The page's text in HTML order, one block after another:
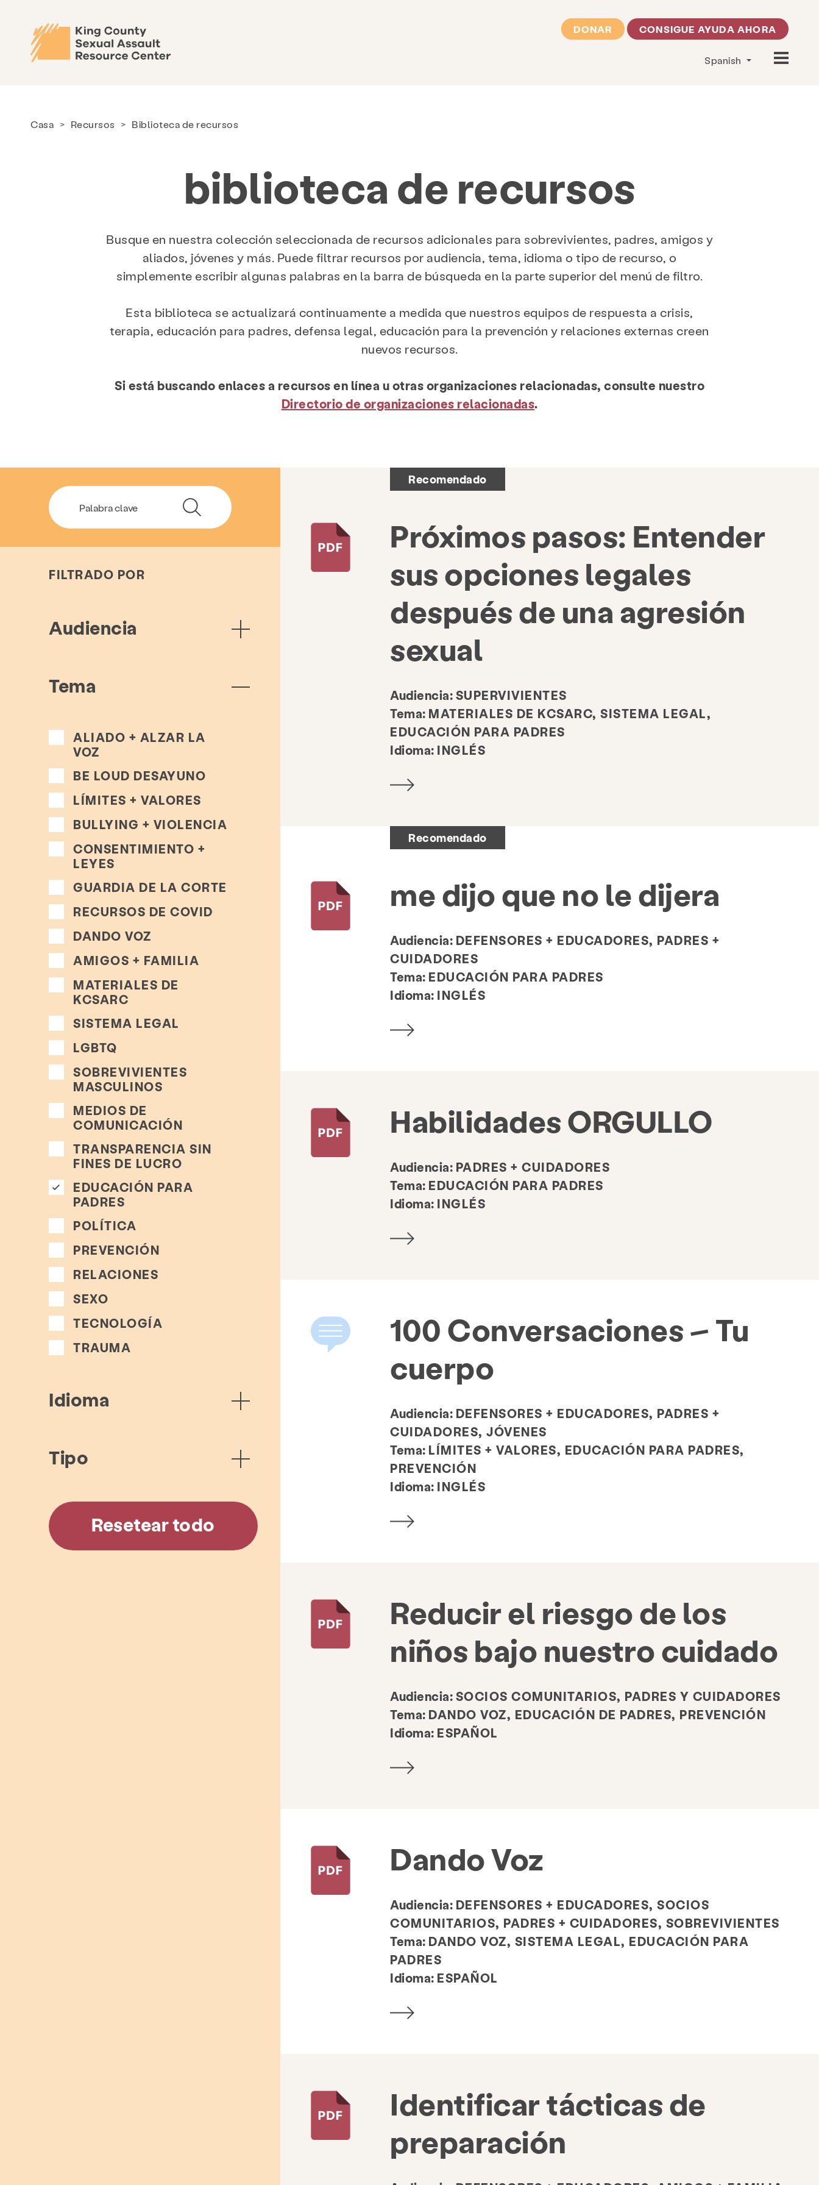
DONAR CONSIGUE AYUDA AHORA
Spanish
Biblioteca de recursos Directorio de organizaciones relacionadas
Noticias y blog
Buscar KCSARC
Casa > Recursos > Biblioteca de recursos
biblioteca de recursos
Busque en nuestra colección seleccionada de recursos adicionales para sobrevivientes, padres, amigos y
aliados, jóvenes y más. Puede filtrar recursos por audiencia, tema, idioma o tipo de recurso, o
simplemente escribir algunas palabras en la barra de búsqueda en la parte superior del menú de filtro.
Esta biblioteca se actualizará continuamente a medida que nuestros equipos de respuesta a crisis,
terapia, educación para padres, defensa legal, educación para la prevención y relaciones externas creen
nuevos recursos.
Si está buscando enlaces a recursos en línea u otras organizaciones relacionadas, consulte nuestro
Directorio de organizaciones relacionadas.
FILTRADO POR
Audiencia
Tema
ALIADO + ALZAR LA
VOZ
BE LOUD DESAYUNO
LÍMITES + VALORES
BULLYING + VIOLENCIA
CONSENTIMIENTO +
LEYES
GUARDIA DE LA CORTE
RECURSOS DE COVID
DANDO VOZ
AMIGOS + FAMILIA
MATERIALES DE
KCSARC
SISTEMA LEGAL
LGBTQ
SOBREVIVIENTES
MASCULINOS
MEDIOS DE
COMUNICACIÓN
TRANSPARENCIA SIN
FINES DE LUCRO
EDUCACIÓN PARA
PADRES
POLÍTICA
PREVENCIÓN
RELACIONES
SEXO
TECNOLOGÍA
TRAUMA
Idioma
Tipo
Resetear todo
Recomendado
Próximos pasos: Entender
sus opciones legales
después de una agresión
sexual
Audiencia: SUPERVIVIENTES
Tema: MATERIALES DE KCSARC, SISTEMA LEGAL,
EDUCACIÓN PARA PADRES
Idioma: INGLÉS
Recomendado
me dijo que no le dijera
Audiencia: DEFENSORES + EDUCADORES, PADRES +
CUIDADORES
Tema: EDUCACIÓN PARA PADRES
Idioma: INGLÉS
Habilidades ORGULLO
Audiencia: PADRES + CUIDADORES
Tema: EDUCACIÓN PARA PADRES
Idioma: INGLÉS
100 Conversaciones – Tu
cuerpo
Audiencia: DEFENSORES + EDUCADORES, PADRES +
CUIDADORES, JÓVENES
Tema: LÍMITES + VALORES, EDUCACIÓN PARA PADRES,
PREVENCIÓN
Idioma: INGLÉS
Reducir el riesgo de los
niños bajo nuestro cuidado
Audiencia: SOCIOS COMUNITARIOS, PADRES Y CUIDADORES
Tema: DANDO VOZ, EDUCACIÓN DE PADRES, PREVENCIÓN
Idioma: ESPAÑOL
Dando Voz
Audiencia: DEFENSORES + EDUCADORES, SOCIOS
COMUNITARIOS, PADRES + CUIDADORES, SOBREVIVIENTES
Tema: DANDO VOZ, SISTEMA LEGAL, EDUCACIÓN PARA
PADRES
Idioma: ESPAÑOL
Identificar tácticas de
preparación